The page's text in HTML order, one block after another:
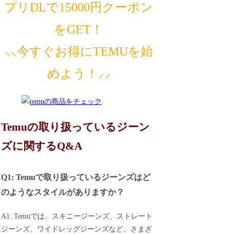
プリDLで15000円クーポン
をGET！
⸜⸜今すぐお得にTEMUを始
めよう！⸝⸝
Temuの取り扱っているジーン
ズに関するQ&A
Q1: Temuで取り扱っているジーンズはど
のようなスタイルがありますか？
A1: Temuでは、スキニージーンズ、ストレート
ジーンズ、ワイドレッグジーンズなど、さまざ